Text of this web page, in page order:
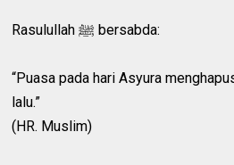
Rasulullah ﷺ bersabda:
“Puasa pada hari Asyura
lalu.”
(HR. Muslim)